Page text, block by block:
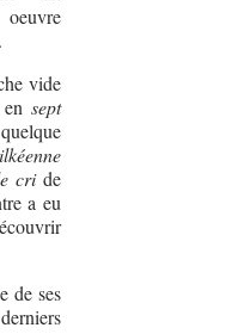
vide
sept
cride
a eu
de ses